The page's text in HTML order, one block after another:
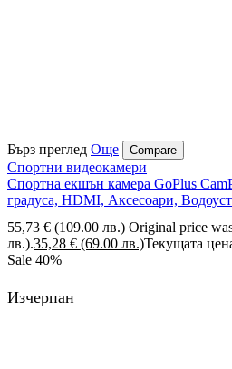
Бърз преглед Още Compare
Спортни видеокамери
Спортна екшън камера GoPlus
градуса, HDMI, Аксесоари,
55,73€ (109.00 лв.) Original price
лв.).35,28 € (69.00 лв.)Текущата
Sale 40%
Изчерпан